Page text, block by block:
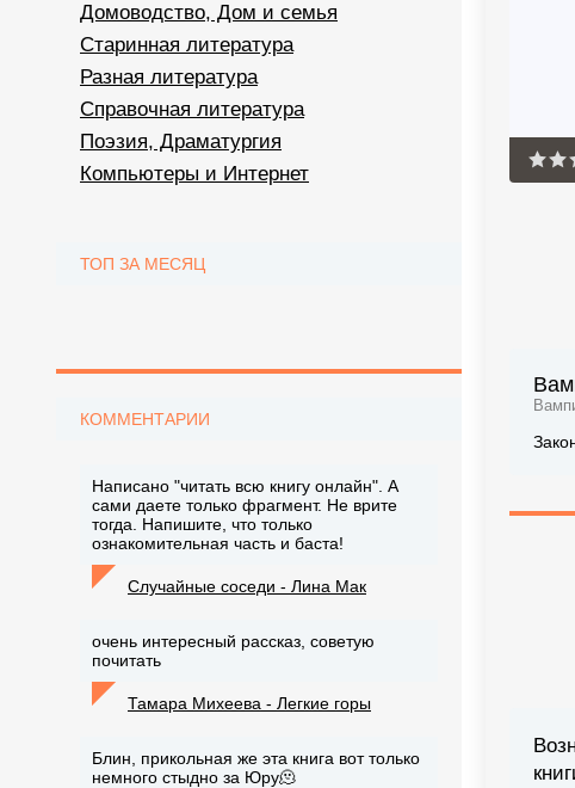
Домоводство, Дом и семья
Старинная литература
Разная литература
Справочная литература
Поэзия, Драматургия
Компьютеры и Интернет
ТОП ЗА МЕСЯЦ
КОММЕНТАРИИ
Написано "читать всю книгу онлайн". А
сами даете только фрагмент. Не врите
тогда. Напишите, что только
ознакомительная часть и баста!
Случайные соседи - Лина Мак
очень интересный рассказ, советую
почитать
Тамара Михеева - Легкие горы
Блин, прикольная же эта книга вот только
немного стыдно за Юру🫠